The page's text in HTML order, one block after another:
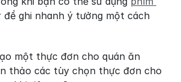
để ghi nhanh ý tưởng một cách
một thực đơn cho quán ăn
thảo các tùy chọn thực đơn cho